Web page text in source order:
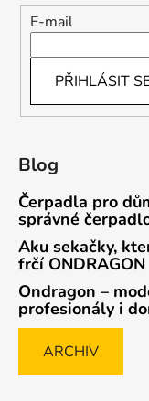
E-mail
PŘIHLÁSIT
Blog
Čerpadla pro
správné
Aku sekačky,
frčí ONDRAGON
Ondragon –
profesionály i
ARCHIV